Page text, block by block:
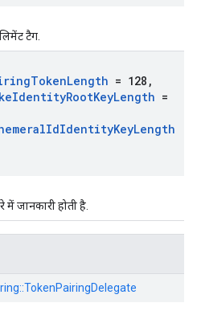
टैग.
TokenLength = 128 ,
IdentityRootKeyLength =
IdIdentityKeyLength
जानकारी होती है.
TokenPairingDelegate